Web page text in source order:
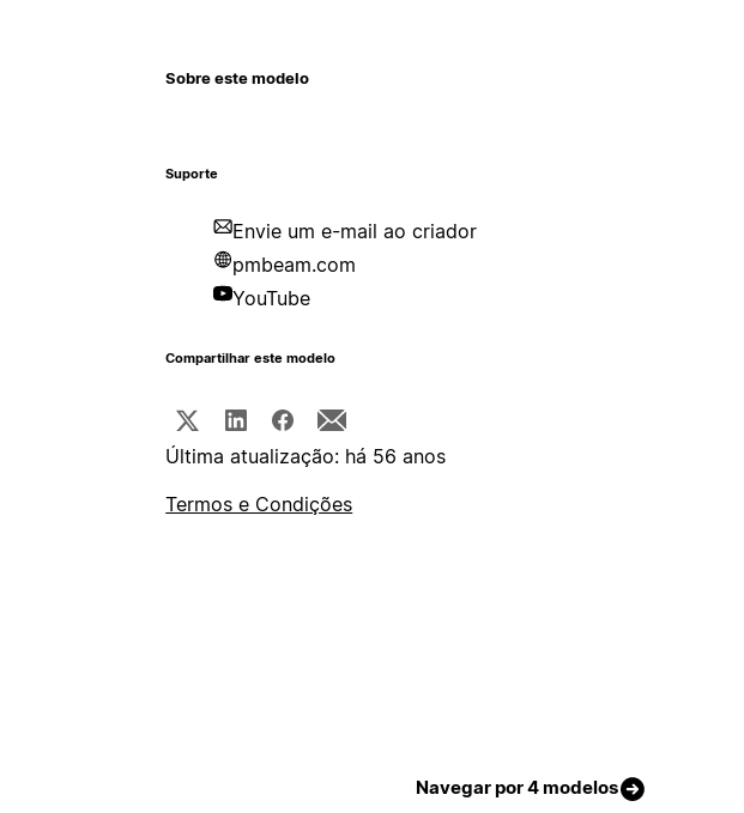
Sobre este modelo
Suporte
Envie um e-mail ao criador
pmbeam.com
YouTube
Compartilhar este modelo
Última atualização: há 56 anos
Termos e Condições
Navegar por 4 modelos